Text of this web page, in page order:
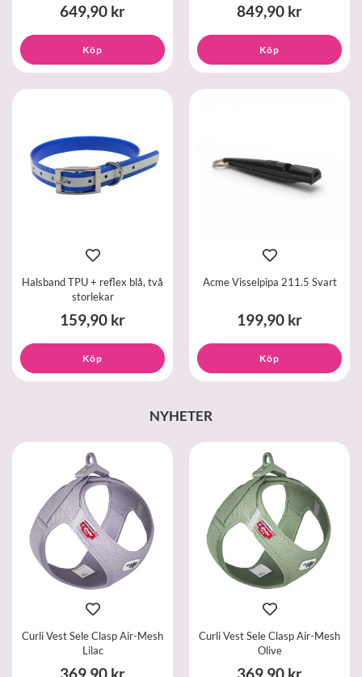
649,90 kr
Köp
849,90 kr
Köp
Halsband TPU + reflex blå, två
storlekar
159,90 kr
Köp
Acme Visselpipa 211.5 Svart
199,90 kr
Köp
NYHETER
Curli Vest Sele Clasp Air-Mesh
Lilac
Curli Vest Sele Clasp Air-Mesh
Olive